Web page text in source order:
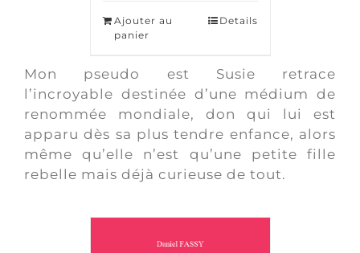
Ajouter au
panier
Details
Mon pseudo est Susie retrace
l’incroyable destinée d’une médium de
renommée mondiale, don qui lui est
apparu dès sa plus tendre enfance, alors
même qu’elle n’est qu’une petite fille
rebelle mais déjà curieuse de tout.